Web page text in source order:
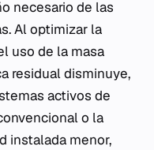
necesario de las
Al optimizar la
uso de la masa
residual disminuye,
activos de
o la
instalada menor,